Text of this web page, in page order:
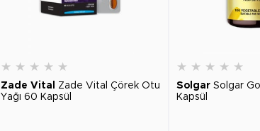
★ ★ ★ ★ ★
Zade Vital
Zade Vital Çörek Otu
Yağı 60 Kapsül
★ ★ ★ ★ ★
Solgar Solgar
Kapsül